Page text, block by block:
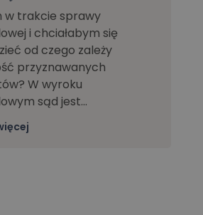
w trakcie sprawy
i chciałabym się
od czego zależy
przyznawanych
W wyroku
sąd jest…